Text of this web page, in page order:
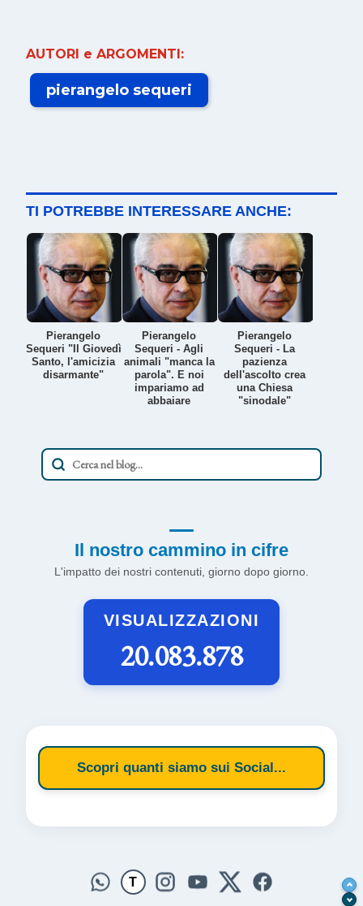
AUTORI e ARGOMENTI:
pierangelo sequeri
TI POTREBBE INTERESSARE ANCHE:
Pierangelo
Sequeri "Il Giovedì
Santo, l'amicizia
disarmante"
Pierangelo
Sequeri - Agli
animali "manca la
parola". E noi
impariamo ad
abbaiare
Pierangelo
Sequeri - La
pazienza
dell'ascolto crea
una Chiesa
"sinodale"
Il nostro cammino in cifre
L'impatto dei nostri contenuti, giorno dopo giorno.
VISUALIZZAZIONI
20.083.878
Scopri quanti siamo sui Social...
T